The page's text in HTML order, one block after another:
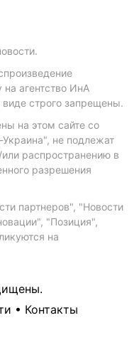
агентство ИнА
виде строго запрещены.
на этом сайте со
не подлежат
распространению в
разрешения
партнеров", "Новости
"Позиция",
на
• Контакты